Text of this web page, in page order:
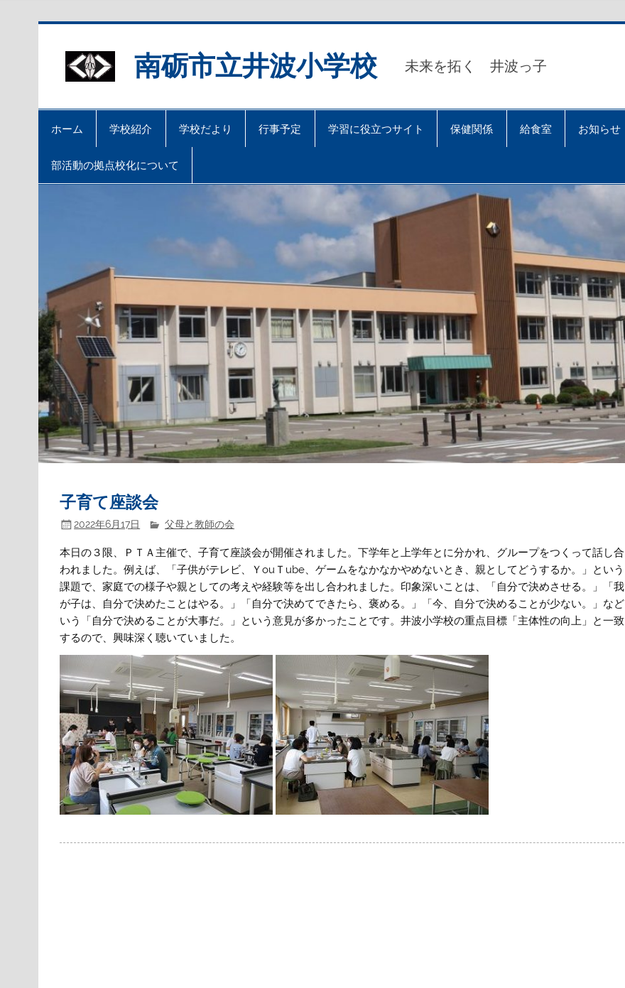
南砺市立井波小学校 未来を拓く 井波っ子
ホーム 学校紹介 学校だより 行事予定 学習に役立つサイト 保健関係 給食室 お知らせ
部活動の拠点校化について
子育て座談会
2022年6月17日 父母と教師の会
本日の３限、ＰＴＡ主催で、子育て座談会が開催されました。下学年と上学年とに分かれ、グループをつくって話し合
われました。例えば、「子供がテレビ、ＹouＴube、ゲームをなかなかやめないとき、親としてどうするか。」という
課題で、家庭での様子や親としての考えや経験等を出し合われました。印象深いことは、「自分で決めさせる。」「我
が子は、自分で決めたことはやる。」「自分で決めてできたら、褒める。」「今、自分で決めることが少ない。」など
いう「自分で決めることが大事だ。」という意見が多かったことです。井波小学校の重点目標「主体性の向上」と一致
するので、興味深く聴いていました。